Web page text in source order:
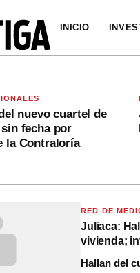
INICIO
nuevo cuartel de
fecha por
la Contraloría
RED DE
Juliaca:
vivienda;
Hallan del